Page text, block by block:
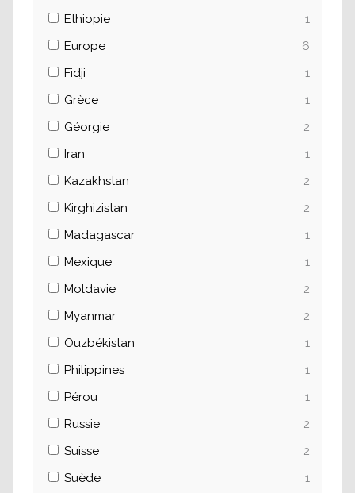
Ethiopie
1
Europe
6
Fidji
1
Grèce
1
Géorgie
2
Iran
1
Kazakhstan
2
Kirghizistan
2
Madagascar
1
Mexique
1
Moldavie
2
Myanmar
2
Ouzbékistan
1
Philippines
1
Pérou
1
Russie
2
Suisse
2
Suède
1